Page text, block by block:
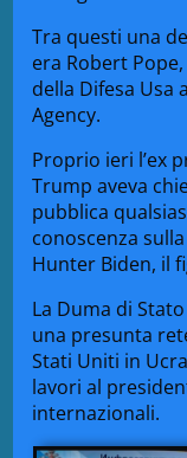
Tra questi una
era Robert
della Difesa Usa
Agency.
Proprio ieri l’ex
Trump aveva
pubblica
conoscenza
Hunter Biden, il
La Duma di
una presunta
Stati Uniti in
lavori al
internazionali.